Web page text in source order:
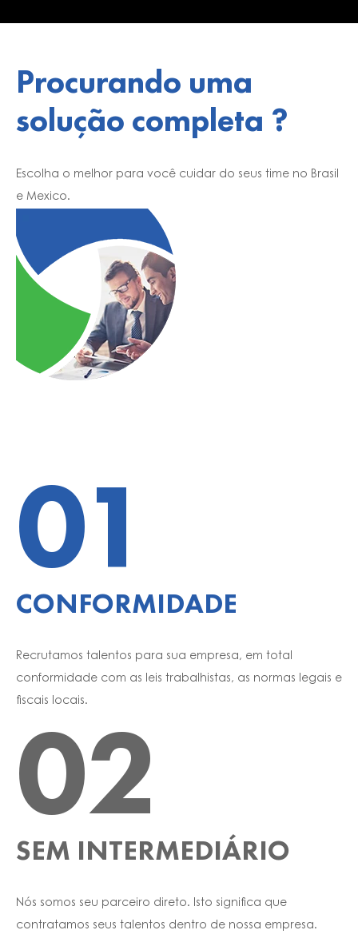
Procurando uma
solução completa ?
Escolha o melhor para você cuidar do seus time no Brasil
e Mexico.
01
CONFORMIDADE
Recrutamos talentos para sua empresa, em total
conformidade com as leis trabalhistas, as normas legais e
fiscais locais.
02
SEM INTERMEDIÁRIO
Nós somos seu parceiro direto. Isto significa que
contratamos seus talentos dentro de nossa empresa.